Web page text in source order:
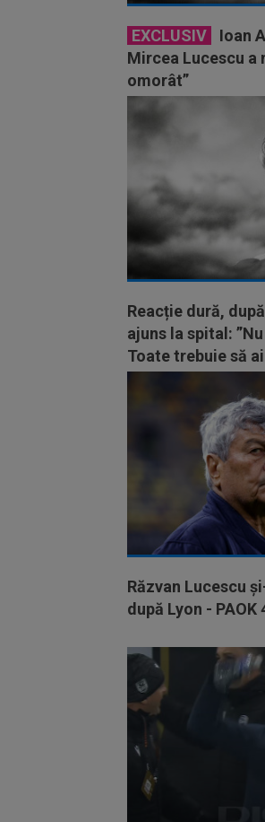
EXCLUSIV
Ioan
Mircea Lucescu a
omorât”
Reacție dură,
ajuns la spital:
Toate trebuie să
Răzvan Lucescu
după Lyon - PAOK